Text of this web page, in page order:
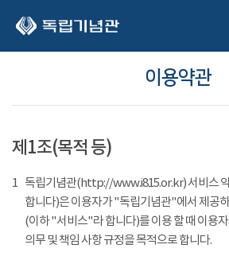
이용약관
제1조(목적 등)
1 독립기념관(http://www.i815.or.kr) 서비스
합니다)은 이용자가 "독립기념관"에서 제공
(이하 "서비스"라 합니다)를 이용 할 때 이용
의무 및 책임 사항 규정을 목적으로 합니다.